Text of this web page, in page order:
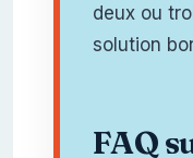
deux ou
solution
FAQ